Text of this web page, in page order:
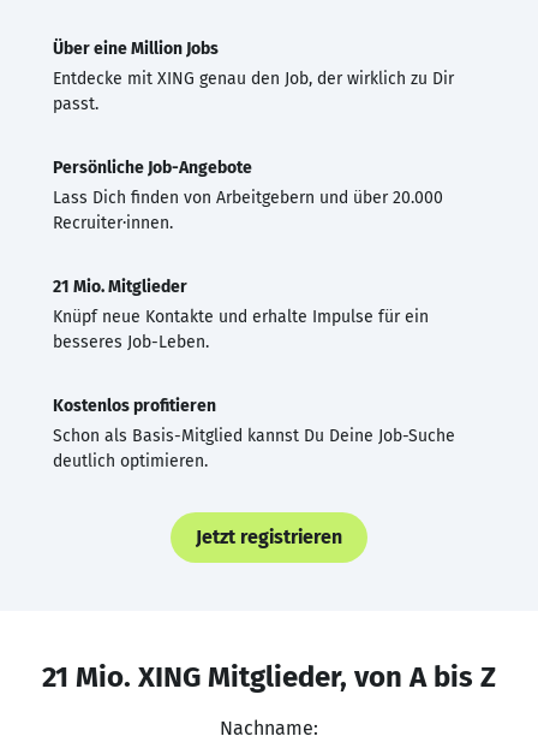
Über eine Million Jobs
Entdecke mit XING genau den Job, der wirklich zu Dir
passt.
Persönliche Job-Angebote
Lass Dich finden von Arbeitgebern und über 20.000
Recruiter·innen.
21 Mio. Mitglieder
Knüpf neue Kontakte und erhalte Impulse für ein
besseres Job-Leben.
Kostenlos profitieren
Schon als Basis-Mitglied kannst Du Deine Job-Suche
deutlich optimieren.
Jetzt registrieren
21 Mio. XING Mitglieder, von A bis Z
Nachname: